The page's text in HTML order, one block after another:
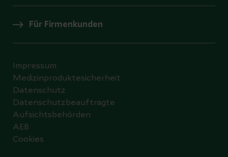
Für Firmenkunden
Impressum
Medizinproduktesicherheit
Datenschutz
Datenschutzbeauftragte
Aufsichtsbehörden
AEB
Cookies